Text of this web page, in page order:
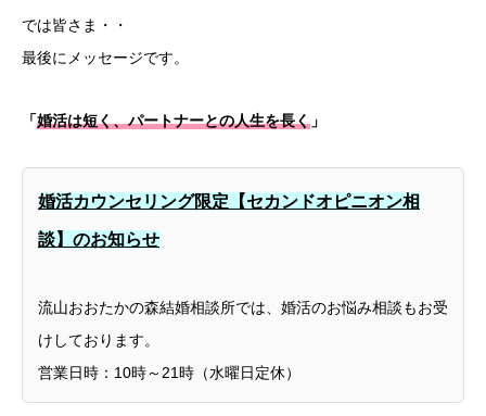
では皆さま・・
最後にメッセージです。
「婚活は短く、パートナーとの人生を長く 」
婚活カウンセリング限定【セカンドオピニオン相
談】のお知らせ
流山おおたかの森結婚相談所では、婚活のお悩み相談もお受
けしております。
営業日時：10時～21時（水曜日定休）